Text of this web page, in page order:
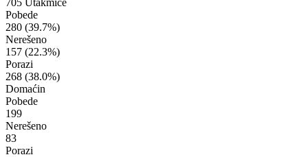
Pobede
280 (39.7%)
Nerešeno
157 (22.3%)
Porazi
268 (38.0%)
Domaćin
Pobede
199
Nerešeno
83
Porazi